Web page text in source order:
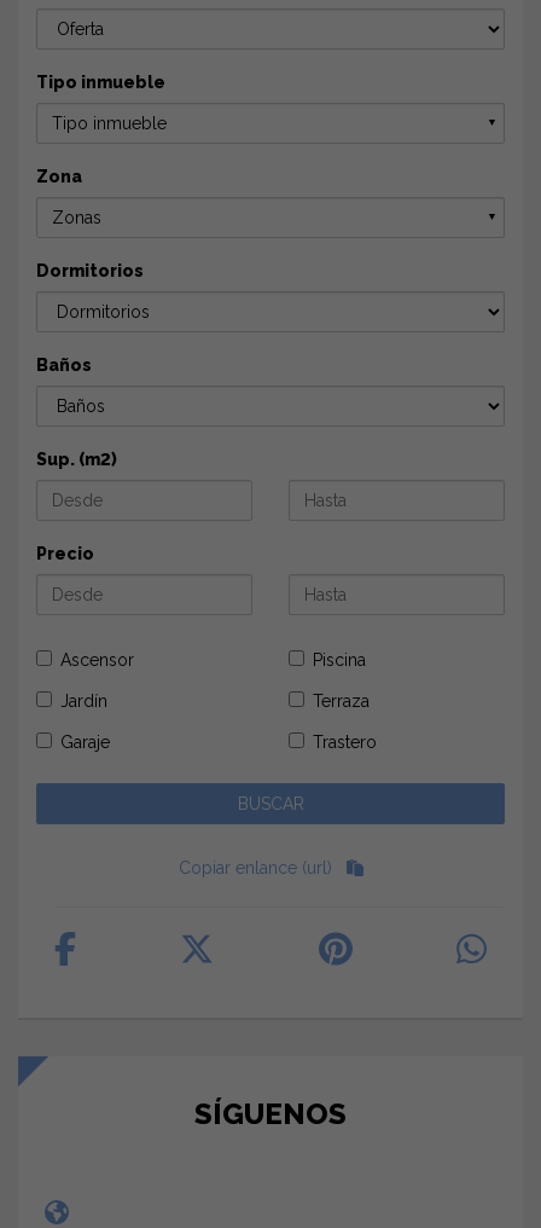
Tipo inmueble
Tipo inmueble ▼
Zona
Zonas ▼
Dormitorios
Baños
Sup. (m2)
Precio
Ascensor Piscina
Jardín Terraza
Garaje Trastero
Copiar enlance (url)
SÍGUENOS